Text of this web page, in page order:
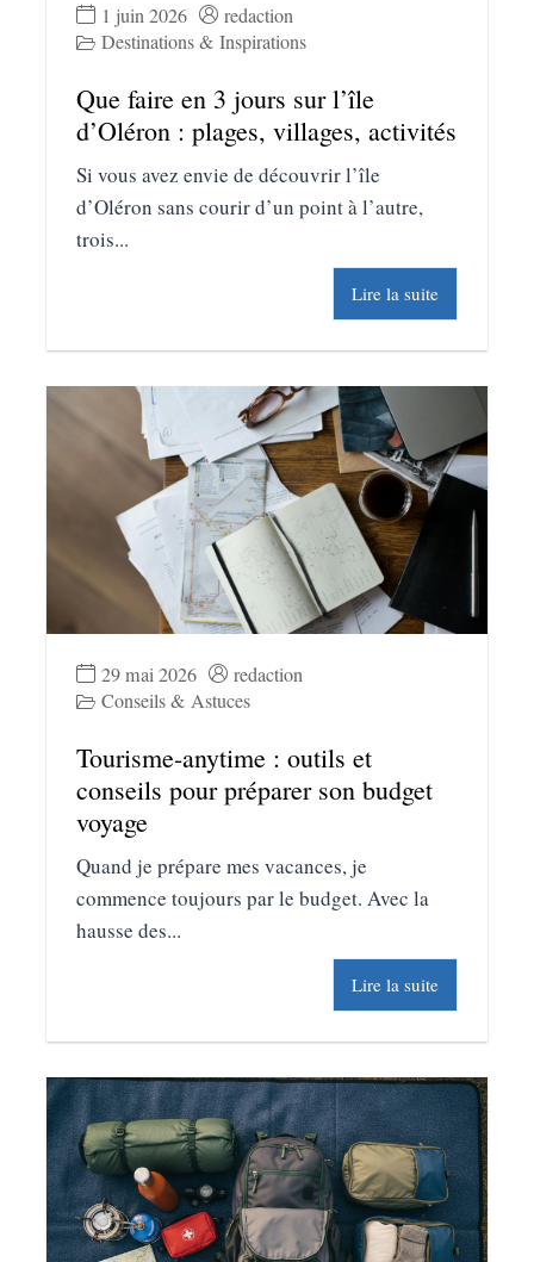
1 juin 2026
redaction
Destinations & Inspirations
Que faire en 3 jours sur l’île
d’Oléron : plages, villages, activités
Si vous avez envie de découvrir l’île
d’Oléron sans courir d’un point à l’autre,
trois...
Lire la suite
29 mai 2026
redaction
Conseils & Astuces
Tourisme-anytime : outils et
conseils pour préparer son budget
voyage
Quand je prépare mes vacances, je
commence toujours par le budget. Avec la
hausse des...
Lire la suite